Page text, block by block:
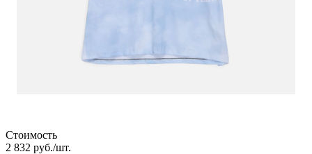
Стоимость
2 832 руб./шт.